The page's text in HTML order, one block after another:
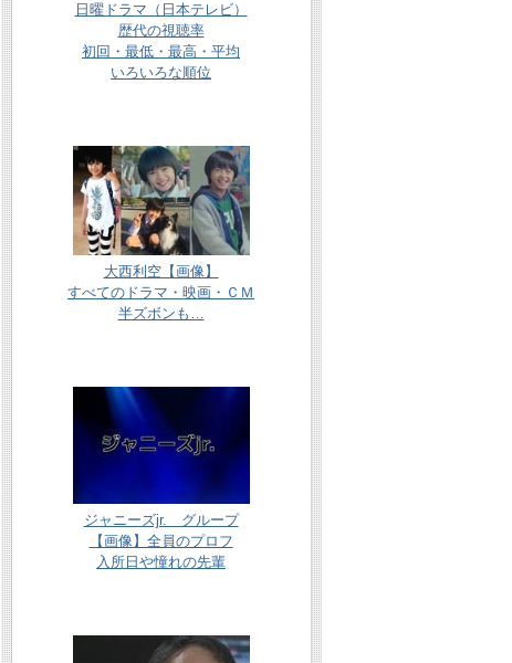
日曜ドラマ（日本テレビ）
歴代の視聴率
初回・最低・最高・平均
いろいろな順位
大西利空【画像】
すべてのドラマ・映画・ＣＭ
半ズボンも…
ジャニーズjr. グループ
【画像】全員のプロフ
入所日や憧れの先輩